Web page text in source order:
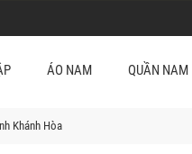
ÁO NAM QUẦN NAM
Khánh Hòa